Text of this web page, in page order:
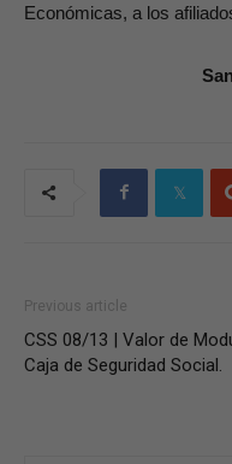
Económicas, a los
Previous article
CSS 08/13 | Valor de
Caja de Seguridad Social.